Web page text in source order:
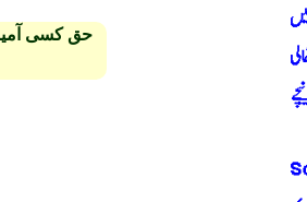
حق کسی